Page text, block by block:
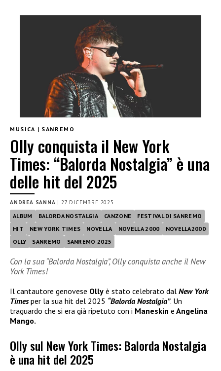
MUSICA | SANREMO
Olly conquista il New York
Times: “Balorda Nostalgia” è una
delle hit del 2025
ANDREA SANNA |27 DICEMBRE 2025
ALBUM BALORDA NOSTALGIA CANZONE
FESTIVAL DI SANREMO
HIT
NEW YORK TIMES NOVELLA NOVELLA 2000
NOVELLA2000
OLLY
SANREMO SANREMO 2025
Con la sua “Balorda Nostalgia”, Olly conquista anche il New
York Times!
Il cantautore genovese Olly è stato celebrato dal New York
Timesper la sua hit del 2025 “Balorda Nostalgia”. Un
traguardo che si era già ripetuto con i Maneskin e Angelina
Mango.
Olly sul New York Times: Balorda Nostalgia
è una hit del 2025